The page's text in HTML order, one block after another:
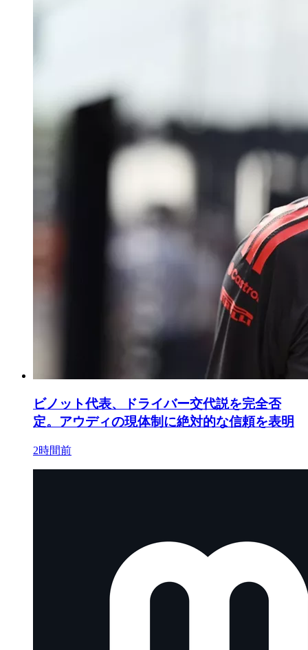
ビノット代表、ドライバー交代説を完全否
定。アウディの現体制に絶対的な信頼を表明
2時間前